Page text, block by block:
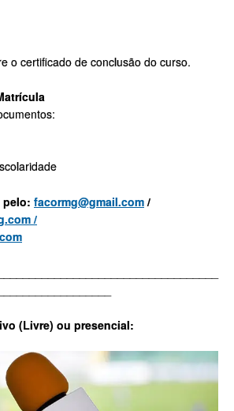
o certificado de conclusão do curso.
pelo: facormg@gmail.com/
/
(Livre) ou presencial: